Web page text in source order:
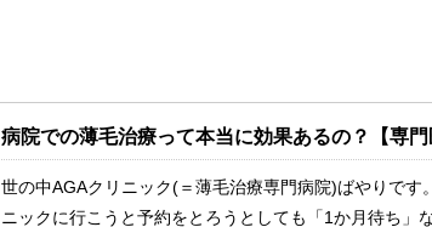
病院での薄毛治療って本当に効果あるの？【専門
世の中AGAクリニック(＝薄毛治療専門病院)ばやりです
ニックに行こうと予約をとろうとしても「1か月待ち」